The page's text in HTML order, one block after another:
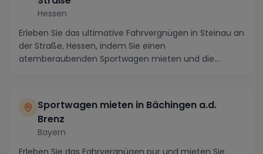
Hessen
Erleben Sie das ultimative Fahrvergnügen in Steinau an
der Straße, Hessen, indem Sie einen
atemberaubenden Sportwagen mieten und die
Sportwagen mieten in Bächingen a.d.
Brenz
Bayern
Erleben Sie das Fahrvergnügen pur und mieten Sie